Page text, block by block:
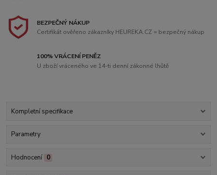
BEZPEČNÝ NÁKUP
Certifikát ověřeno zákazníky HEUREKA.CZ = bezpečný nákup
100% VRÁCENÍ PENĚZ
U zboží vráceného ve 14-ti denní zákonné lhůtě
Kompletní specifikace
Parametry
Hodnocení 0